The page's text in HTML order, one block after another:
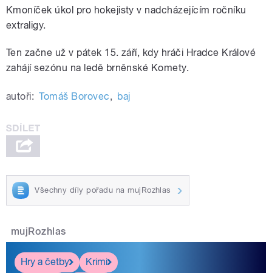
Kmoníček úkol pro hokejisty v nadcházejícím ročníku
extraligy.
Ten začne už v pátek 15. září, kdy hráči Hradce Králové
zahájí sezónu na ledě brněnské Komety.
autoři: Tomáš Borovec, baj
Všechny díly pořadu na mujRozhlas
mujRozhlas
Hry a četby
Krimi